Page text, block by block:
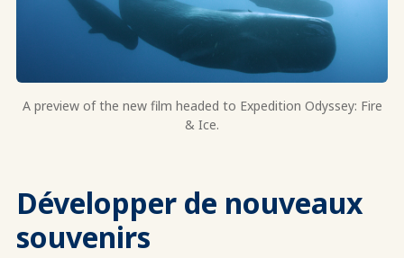
A preview of the new film headed to Expedition Odyssey: Fire
& Ice.
Développer de nouveaux
souvenirs